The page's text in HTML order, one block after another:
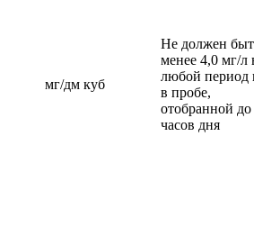
мг/дм куб
Не должен
менее 4,0 мг/л
любой период
в пробе,
отобранной до
часов дня